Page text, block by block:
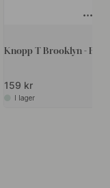
Knopp T Brooklyn -
159 kr
I lager